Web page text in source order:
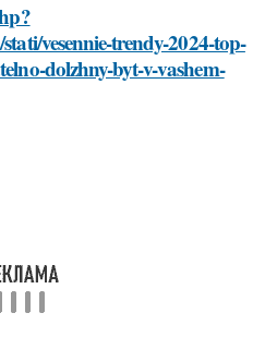
vesennie-trendy-2024-top-
dolzhny-byt-v-vashem-